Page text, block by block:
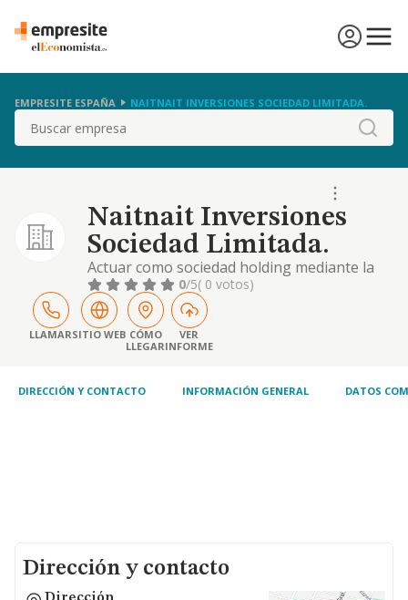
EMPRESITE ESPAÑA NAITNAIT INVERSIONES SOCIEDAD LIMITADA.
Buscar
Naitnait Inversiones
Sociedad Limitada.
Actuar como sociedad holding mediante la
participación en el capital de entidades
residentes y no residentes en territorio
español, dirigiendo y gestionando dichas
participaciones
0/5( 0 votos)
LLAMARSITIO WEB CÓMO
LLEGAR
VER
INFORME
DIRECCIÓN Y CONTACTO INFORMACIÓN GENERAL DATOS
Dirección y contacto